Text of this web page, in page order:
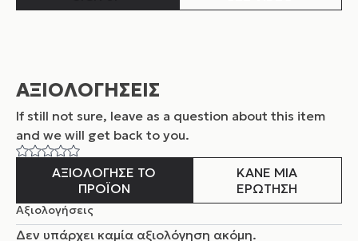
ΑΞΙΟΛΟΓΗΣΕΙΣ
If still not sure, leave as a question about this item
and we will get back to you.
ΑΞΙΟΛΟΓΗΣΕ ΤΟ
ΠΡΟΪΟΝ
ΚΑΝΕ ΜΙΑ
ΕΡΩΤΗΣΗ
Αξιολογήσεις
Δεν υπάρχει καμία αξιολόγηση ακόμη.